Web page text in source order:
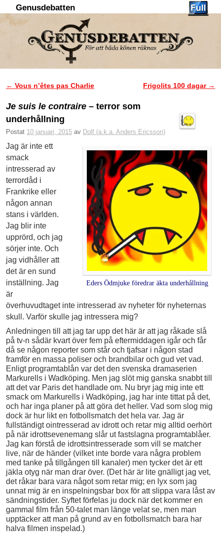
Genusdebatten
Inläggsnavigering
← Vous n’êtes pas Charlie Frigolits 100 dagar →
Je suis le contraire – terror som
underhållning
Postat 10 januari, 2015 av Dolf (a.k.a. Anders Ericsson)
Eders Ödmjuke föredrar äkta underhållning
Jag är inte ett
smack
intresserad av
terrordåd i
Frankrike eller
någon annan
stans i världen.
Jag blir inte
upprörd, och jag
sörjer inte. Och
jag vidhåller att
det är en sund
inställning. Jag
är
överhuvudtaget inte intresserad av nyheter för nyheternas
skull. Varför skulle jag intressera mig?
Anledningen till att jag tar upp det här är att jag råkade slå
på tv-n sådär kvart över fem på eftermiddagen igår och får
då se någon reporter som står och tjafsar i någon stad
framför en massa poliser och brandbilar och gud vet vad.
Enligt programtablån var det den svenska dramaserien
Markurells i Wadköping. Men jag slöt mig ganska snabbt till
att det var Paris det handlade om. Nu bryr jag mig inte ett
smack om Markurells i Wadköping, jag har inte tittat på det,
och har inga planer på att göra det heller. Vad som slog mig
dock är hur likt en fotbollsmatch det hela var. Jag är
fullständigt ointresserad av idrott och retar mig alltid oerhört
på när idrottsevenemang slår ut fastslagna programtablåer.
Jag kan förstå de idrottsintresserade som vill se matcher
live, när de händer (vilket inte borde vara några problem
med tanke på tillgången till kanaler) men tycker det är ett
jäkla otyg när man drar över. (Det här är lite gnälligt jag vet,
det råkar bara vara något som retar mig; en lyx som jag
unnat mig är en inspelningsbar box för att slippa vara låst av
sändningstider. Syftet förfelas ju dock när det kommer en
gammal film från 50-talet man länge velat se, men man
upptäcker att man på grund av en fotbollsmatch bara har
halva filmen inspelad.)